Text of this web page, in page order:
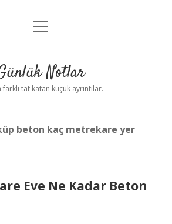
Anasayfa
Yasal Uyarı
menüyü
Notlar
farklı tat katan küçük ayrıntılar.
beton kaç metrekare yer
Eve Ne Kadar Beton